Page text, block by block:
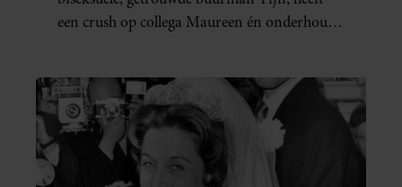
een crush op collega Maureen én onderhoudt
lees je in het kort wat er de afgelopen dagen
allemaal in haar leven gebeurde.